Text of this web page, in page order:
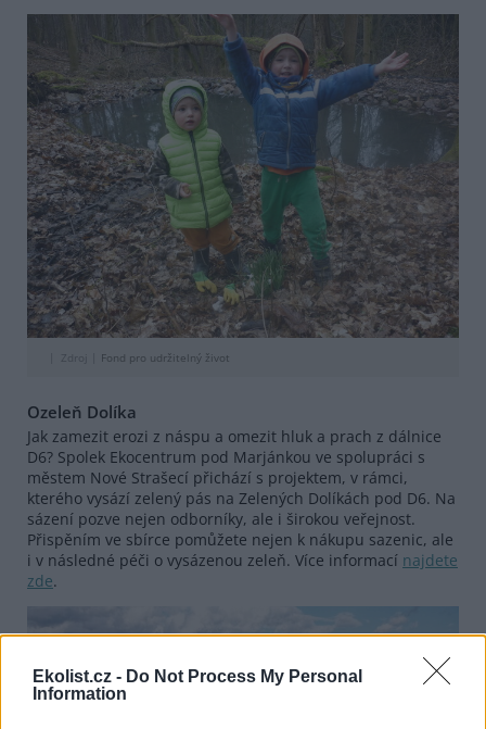
Ekolist.cz - Do Not Process My Personal
Information
Zdroj | Fond pro udržitelný život
Ozeleň Dolíka
Jak zamezit erozi z náspu a omezit hluk a prach z dálnice
D6? Spolek Ekocentrum pod Marjánkou ve spolupráci s
městem Nové Strašecí přichází s projektem, v rámci,
kterého vysází zelený pás na Zelených Dolíkách pod D6. Na
sázení pozve nejen odborníky, ale i širokou veřejnost.
Přispěním ve sbírce pomůžete nejen k nákupu sazenic, ale
i v následné péči o vysázenou zeleň. Více informací najdete
zde.